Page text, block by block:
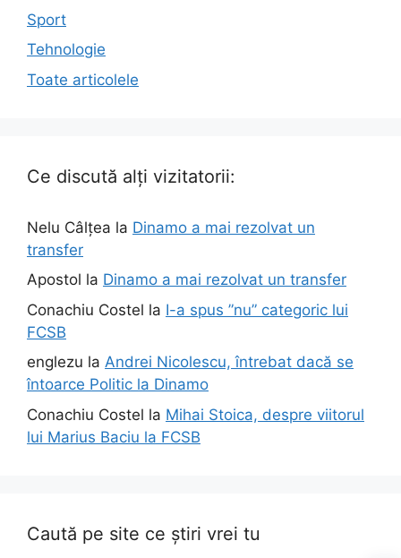
Sport
Tehnologie
Toate articolele
Ce discută alți vizitatorii:
Nelu Câlțea la Dinamo a mai rezolvat un
transfer
Apostol la Dinamo a mai rezolvat un transfer
Conachiu Costel la I-a spus ”nu” categoric lui
FCSB
englezu la Andrei Nicolescu, întrebat dacă se
întoarce Politic la Dinamo
Conachiu Costel la Mihai Stoica, despre viitorul
lui Marius Baciu la FCSB
Caută pe site ce știri vrei tu